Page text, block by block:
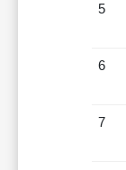
5
6
7